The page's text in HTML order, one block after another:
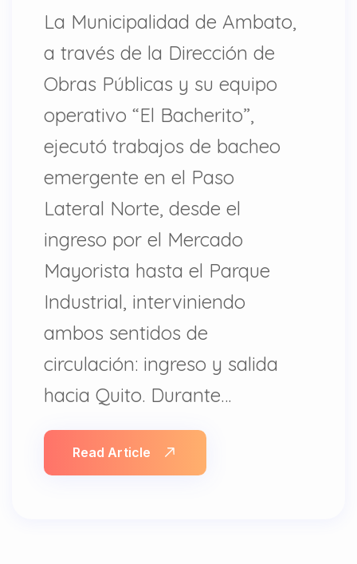
La Municipalidad de Ambato,
a través de la Dirección de
Obras Públicas y su equipo
operativo “El Bacherito”,
ejecutó trabajos de bacheo
emergente en el Paso
Lateral Norte, desde el
ingreso por el Mercado
Mayorista hasta el Parque
Industrial, interviniendo
ambos sentidos de
circulación: ingreso y salida
hacia Quito. Durante…
Read Article